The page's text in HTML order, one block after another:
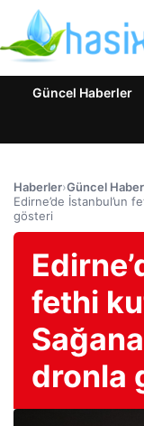
Güncel Haberler
Haberler›Güncel
Edirne’de İstanbul’un
gösteri
fethi
dronla